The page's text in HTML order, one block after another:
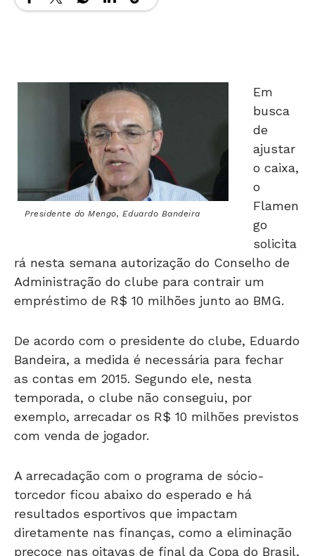
Presidente do Mengo, Eduardo Bandeira
busca
de
ajustar
o caixa,
o
Flamen
go
solicita
rá nesta semana autorização do Conselho de
Administração do clube para contrair um
empréstimo de R$ 10 milhões junto ao BMG.
Bandeira, a medida é necessária para fechar
as contas em 2015. Segundo ele, nesta
temporada, o clube não conseguiu, por
exemplo, arrecadar os R$ 10 milhões previstos
com venda de jogador.
torcedor ficou abaixo do esperado e há
resultados esportivos que impactam
diretamente nas finanças, como a eliminação
precoce nas oitavas de final da Copa do Brasil,
diante do Vasco.